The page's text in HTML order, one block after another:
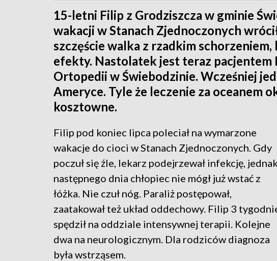
15-letni Filip z Grodziszcza w gminie
wakacji w Stanach Zjednoczonych
szczęście walka z rzadkim
efekty. Nastolatek jest teraz pacjentem
Ortopedii w Świebodzinie. Wcześniej
Ameryce. Tyle że leczenie za oceanem
kosztowne.
Filip pod koniec lipca poleciał na wymarzone
wakacje do cioci w Stanach Zjednoczonych. Gdy
poczuł się źle, lekarz podejrzewał infekcję, jednak
następnego dnia chłopiec nie mógł już wstać z
łóżka. Nie czuł nóg. Paraliż postępował,
zaatakował też układ oddechowy. Filip 3
spędził na oddziale intensywnej terapii. Kolejne
dwa na neurologicznym. Dla rodziców diagnoza
była wstrząsem.